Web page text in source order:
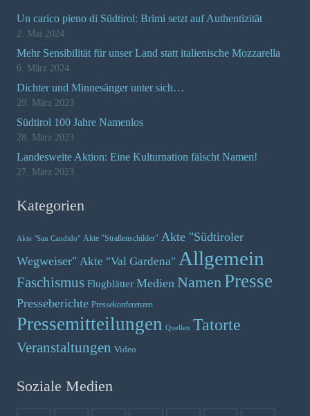
Un carico pieno di Südtirol: Brimi setzt auf Authentizität
2. Mai 2024
Mehr Sensibilität für unser Land statt italienische Mozzarella
6. März 2024
Dichter und Minnesänger unter sich…
29. März 2023
Südtirol 100 Jahre Namenlos
28. März 2023
Landesweite Aktion: Eine Kulturnation fälscht Namen!
27. März 2023
Kategorien
Akte "San Candido" Akte "Straßenschilder" Akte "Südtiroler
Wegweiser" Akte "Val Gardena" Allgemein
Faschismus Flugblätter Medien Namen Presse
Presseberichte Pressekonferenzen
Pressemitteilungen Quellen Tatorte
Veranstaltungen Video
Soziale Medien